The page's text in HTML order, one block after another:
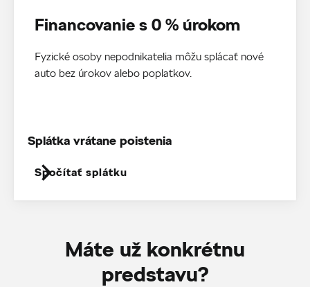
Financovanie s 0 % úrokom
Fyzické osoby nepodnikatelia môžu splácať nové
auto bez úrokov alebo poplatkov.
Spočítať splátku
Splátka vrátane poistenia
Máte už konkrétnu
predstavu?